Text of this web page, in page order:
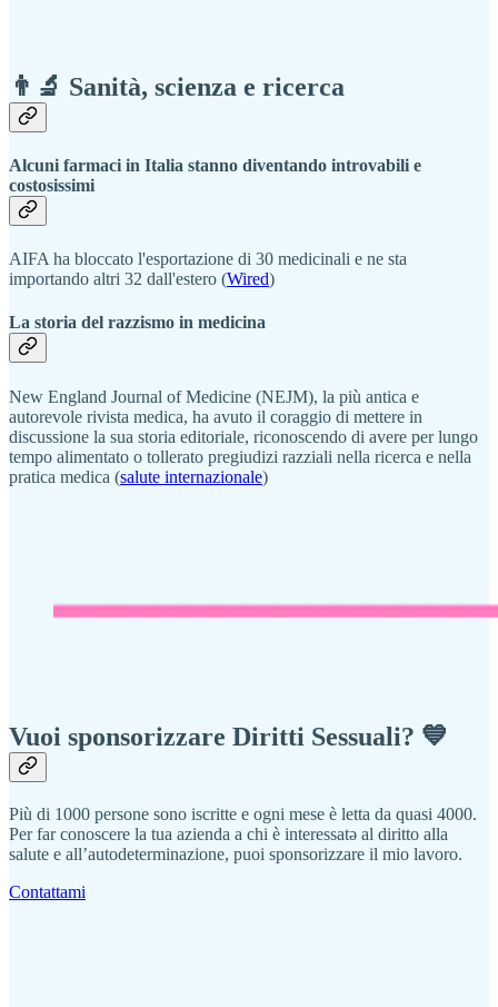
👨‍🔬 Sanità, scienza e ricerca
Alcuni farmaci in Italia stanno diventando introvabili e
costosissimi
AIFA ha bloccato l'esportazione di 30 medicinali e ne sta
importando altri 32 dall'estero (Wired)
La storia del razzismo in medicina
New England Journal of Medicine (NEJM), la più antica e
autorevole rivista medica, ha avuto il coraggio di mettere in
discussione la sua storia editoriale, riconoscendo di avere per lungo
tempo alimentato o tollerato pregiudizi razziali nella ricerca e nella
pratica medica (salute internazionale)
Vuoi sponsorizzare Diritti Sessuali? 💙
Più di 1000 persone sono iscritte e ogni mese è letta da quasi 4000.
Per far conoscere la tua azienda a chi è interessatə al diritto alla
salute e all’autodeterminazione, puoi sponsorizzare il mio lavoro.
Contattami